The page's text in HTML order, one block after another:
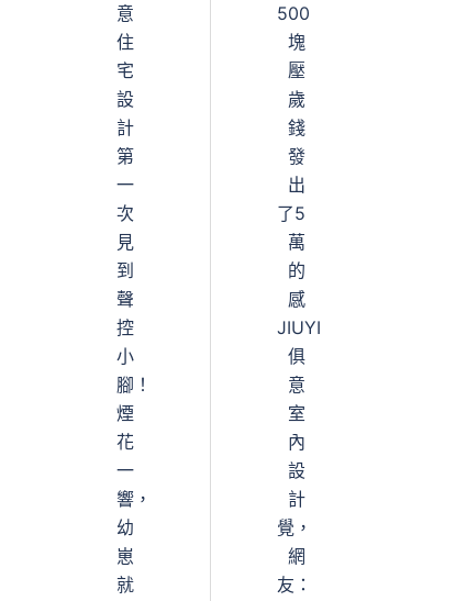
意
住
宅
設
計
第
一
次
見
到
聲
控
小
腳！
煙
花
一
響，
幼
崽
就
500
塊
壓
歲
錢
發
出
了5
萬
的
感
JIUYI
俱
意
室
內
設
計
覺，
網
友：